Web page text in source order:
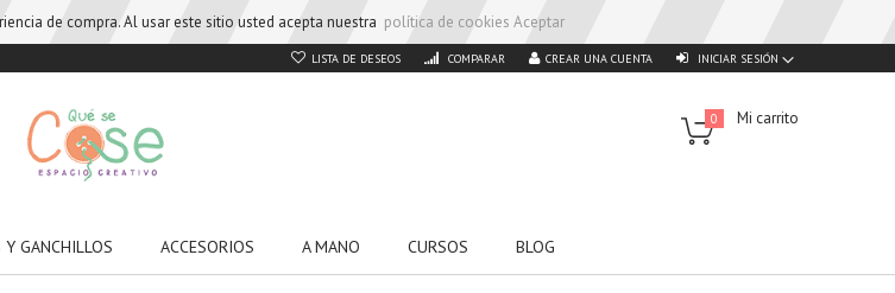
de compra. Al usar este sitio usted acepta nuestra política de cookies Aceptar
LISTA DE DESEOS COMPARAR INICIAR SESIÓN
CREAR UNA CUENTA
Mi carrito
0
Y GANCHILLOS ACCESORIOS A MANO CURSOS BLOG